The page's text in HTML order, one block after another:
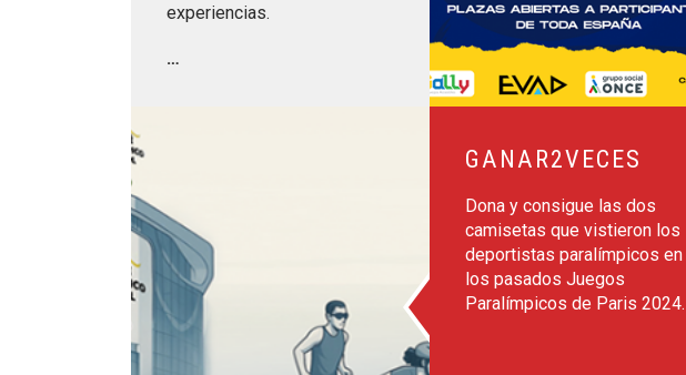
experiencias.
…
GANAR2VECES
Dona y consigue las dos
camisetas que vistieron los
deportistas paralímpicos en
los pasados Juegos
Paralímpicos de Paris 2024.